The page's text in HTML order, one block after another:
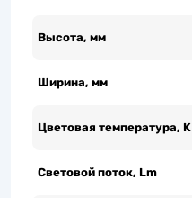
Высота, мм
Ширина, мм
Цветовая температура, K
Световой поток, Lm